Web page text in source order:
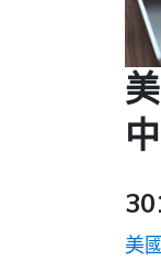
美